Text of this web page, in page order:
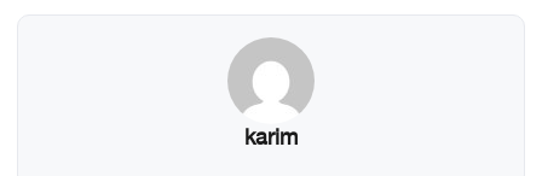
karim